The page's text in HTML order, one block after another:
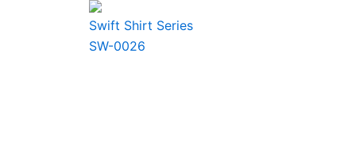
Swift Shirt Series
SW-0026